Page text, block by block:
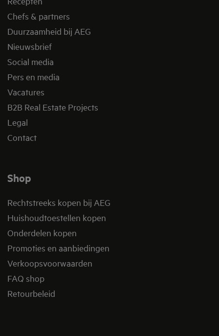
Chefs & partners
Duurzaamheid bij AEG
Nieuwsbrief
Social media
Pers en media
Vacatures
B2B Real Estate Projects
Legal
Contact
Shop
Rechtstreeks kopen bij AEG
Huishoudtoestellen kopen
Onderdelen kopen
Promoties en aanbiedingen
Verkoopsvoorwaarden
FAQ shop
Retourbeleid​